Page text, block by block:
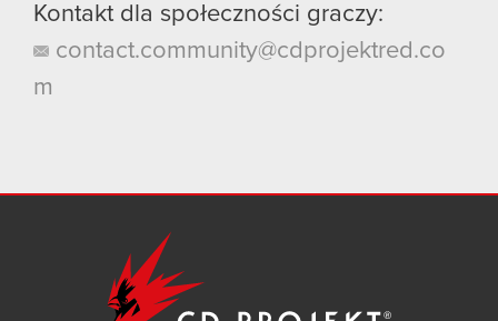
Kontakt dla społeczności graczy:
contact.community@cdprojektred.co
m